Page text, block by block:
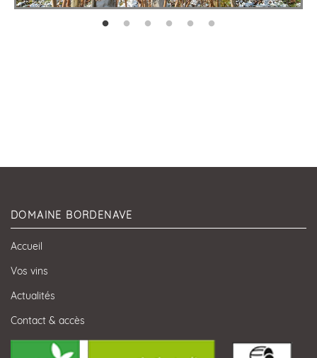
DOMAINE BORDENAVE
Accueil
Vos vins
Actualités
Contact & accès